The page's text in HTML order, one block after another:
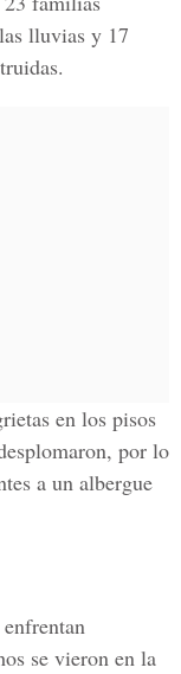
lluvias y 17
en los pisos
por lo
a un albergue
se vieron en la